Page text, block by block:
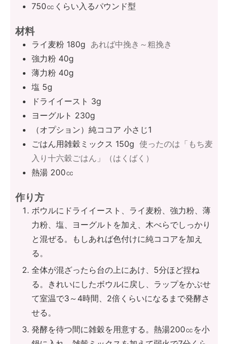
750㏄くらい入るパウンド型
材料
ライ麦粉 180g あれば中挽き～粗挽き
強力粉 40g
薄力粉 40g
塩 5g
ドライイースト 3g
ヨーグルト 230g
（オプション）純ココア 小さじ1
ごはん用雑穀ミックス 150g 使ったのは「もち麦
入り十六穀ごはん」（はくばく）
熱湯 200㏄
作り方
ボウルにドライイースト、ライ麦粉、強力粉、薄
力粉、塩、ヨーグルトを加え、木べらでしっかり
と混ぜる。もしあれば色付けに純ココアを加え
る。
全体が混ざったら台の上にあけ、5分ほど捏ね
る。きれいにしたボウルに戻し、ラップをかぶせ
て室温で3～4時間、2倍くらいになるまで発酵さ
せる。
発酵を待つ間に雑穀を用意する。熱湯200㏄を小